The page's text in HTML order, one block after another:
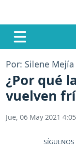
Por: Silene
¿Por qué
vuelven
Jue, 06 May 2021
SÍGUENOS